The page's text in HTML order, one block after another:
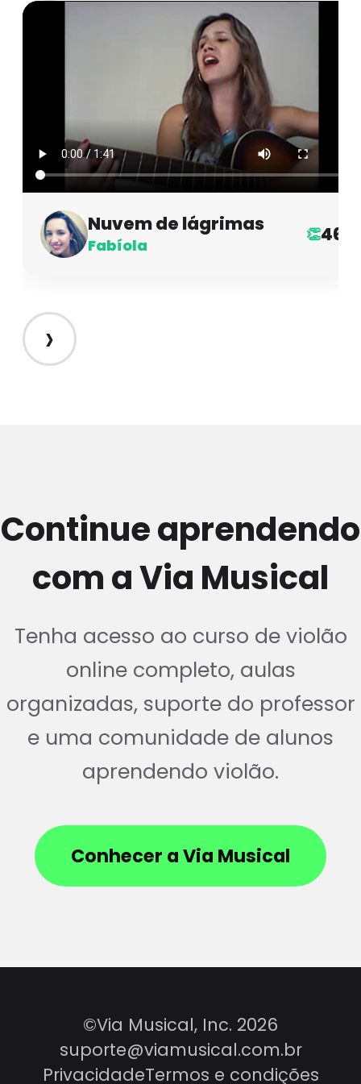
Nuvem de lágrimas
Fabíola
👏46
›
Continue aprendendo
com a Via Musical
Tenha acesso ao curso de violão
online completo, aulas
organizadas, suporte do professor
e uma comunidade de alunos
aprendendo violão.
Conhecer a Via Musical
©Via Musical, Inc. 2026
suporte@viamusical.com.br
PrivacidadeTermos e condições